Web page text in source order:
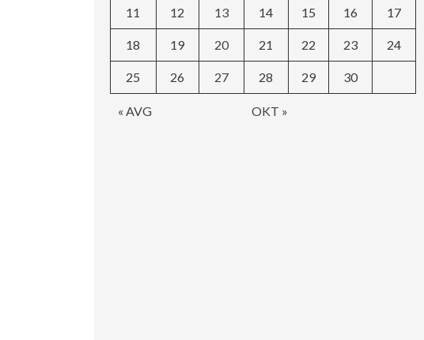
« AVG OKT »
11 12 13 14 15 16 17
18 19 20 21 22 23 24
25 26 27 28 29 30